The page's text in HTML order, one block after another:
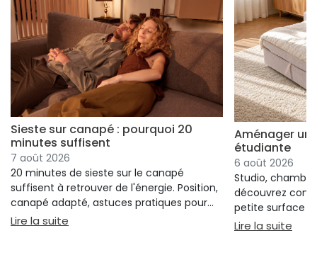
Sieste sur canapé : pourquoi 20
minutes suffisent
7 août 2026
20 minutes de sieste sur le canapé
suffisent à retrouver de l'énergie. Position,
canapé adapté, astuces pratiques pour
bien s'installer.
Lire la suite : Sieste sur canapé : pourquoi 20 minutes
Aménager un
étudiante
6 août 2026
Studio,
découvrez
petite surface à
confort ni
Lire la suite